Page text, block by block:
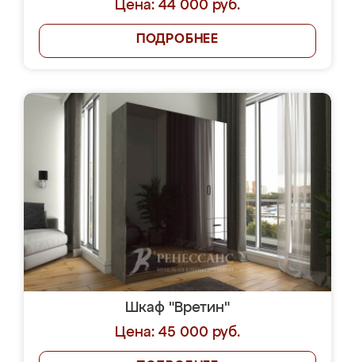
Цена: 44 000 руб.
ПОДРОБНЕЕ
Шкаф "Вретин"
Цена: 45 000 руб.